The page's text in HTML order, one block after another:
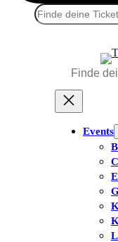
Suchen
Suchen
Events